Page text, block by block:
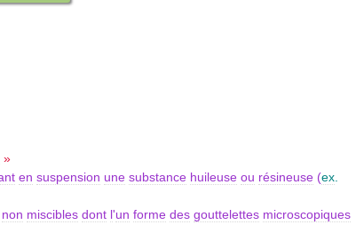
»
en suspension une substance huileuse ou résineuse (ex
non miscibles dont l'un forme des gouttelettes microscopiques